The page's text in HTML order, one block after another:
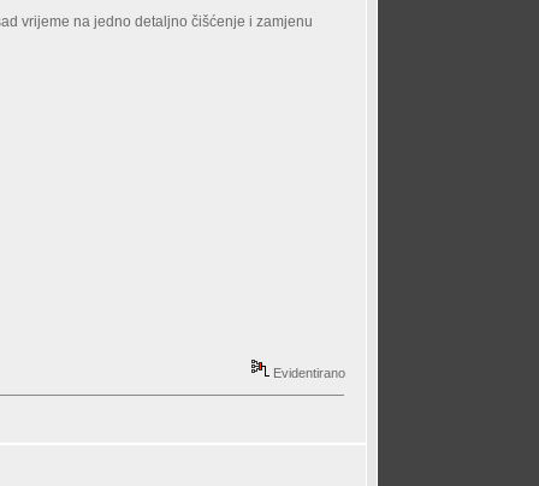
vrijeme na jedno detaljno čišćenje i zamjenu
Evidentirano